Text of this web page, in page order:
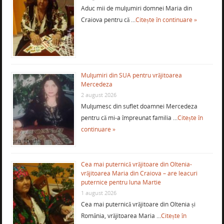
Aduc mii de mulţumiri domnei Maria din
Craiova pentru că …Citește în continuare »
Mulţumiri din SUA pentru vrăjitoarea
Mercedeza
2 august 2026
Mulţumesc din suflet doamnei Mercedeza
pentru că mi-a împreunat familia …Citește în
continuare »
Cea mai puternică vrăjitoare din Oltenia-
vrăjitoarea Maria din Craiova – are leacuri
puternice pentru luna Martie
1 august 2026
Cea mai puternică vrăjitoare din Oltenia și
România, vrăjitoarea Maria …Citește în